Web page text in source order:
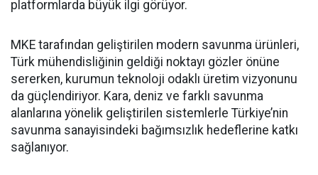
platformlarda büyük ilgi görüyor.
MKE tarafından geliştirilen modern savunma ürünleri,
Türk mühendisliğinin geldiği noktayı gözler önüne
sererken, kurumun teknoloji odaklı üretim vizyonunu
da güçlendiriyor. Kara, deniz ve farklı savunma
alanlarına yönelik geliştirilen sistemlerle Türkiye’nin
savunma sanayisindeki bağımsızlık hedeflerine katkı
sağlanıyor.